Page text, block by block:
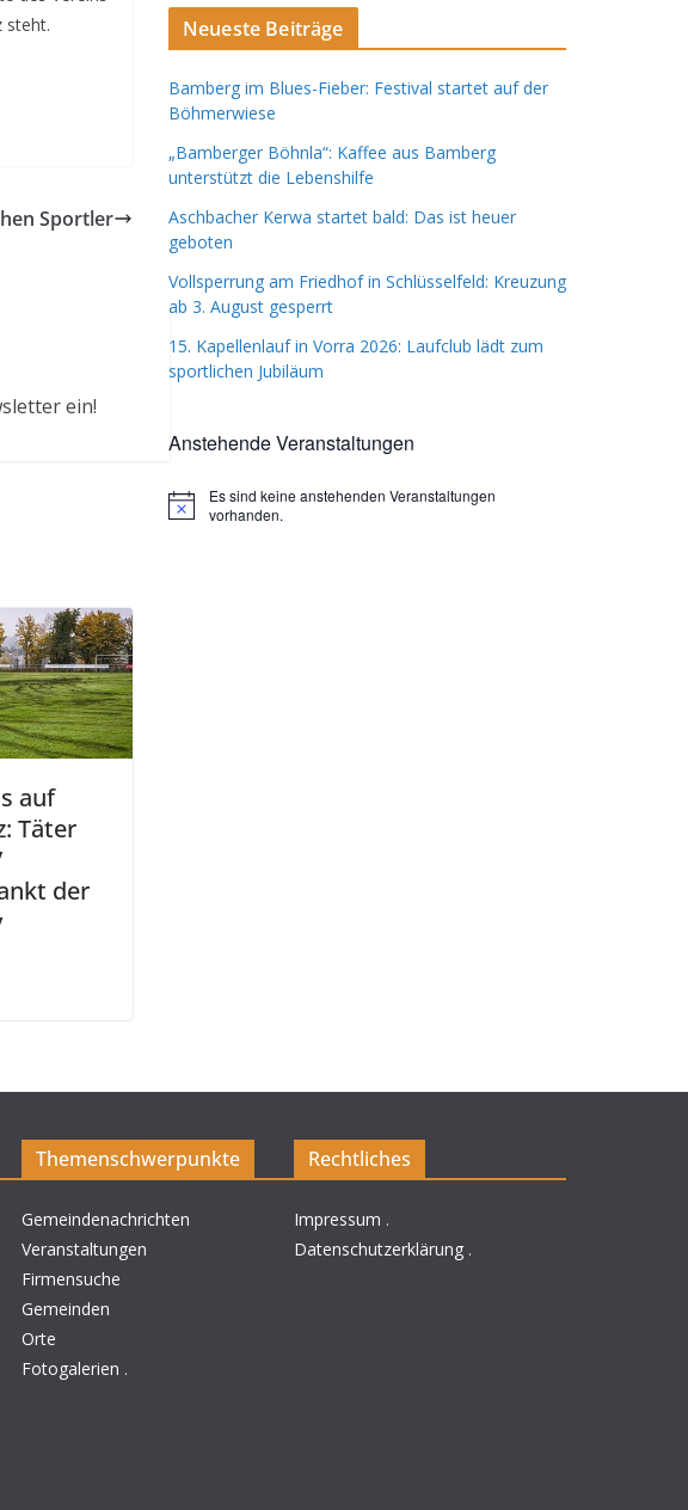
steht.
Sportler
ein!
auf
Täter
der
Neueste Beiträge
Bamberg im Blues-Fieber: Festival startet auf der
Böhmerwiese
„Bamberger Böhnla“: Kaffee aus Bamberg
unterstützt die Lebenshilfe
Aschbacher Kerwa startet bald: Das ist heuer
geboten
Vollsperrung am Friedhof in Schlüsselfeld: Kreuzung
ab 3. August gesperrt
15. Kapellenlauf in Vorra 2026: Laufclub lädt zum
sportlichen Jubiläum
Anstehende Veranstaltungen
H
Es sind keine anstehenden Veranstaltungen
vorhanden.
Themenschwerpunkte
Gemeindenachrichten
Veranstaltungen
Firmensuche
Gemeinden
Orte
Fotogalerien .
Rechtliches
Impressum .
Datenschutzerklärung .